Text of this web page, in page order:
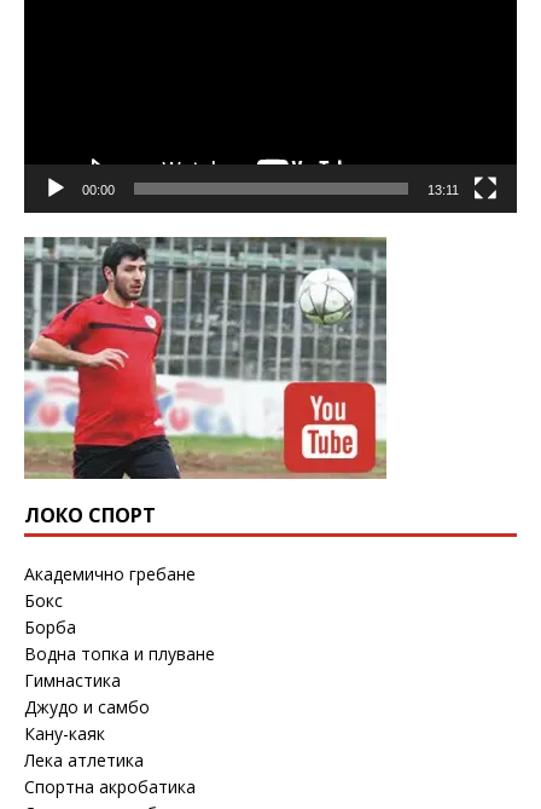
00:00 13:11
ЛОКО СПОРТ
Академично гребане
Бокс
Борба
Водна топка и плуване
Гимнастика
Джудо и самбо
Кану-каяк
Лека атлетика
Спортна акробатика